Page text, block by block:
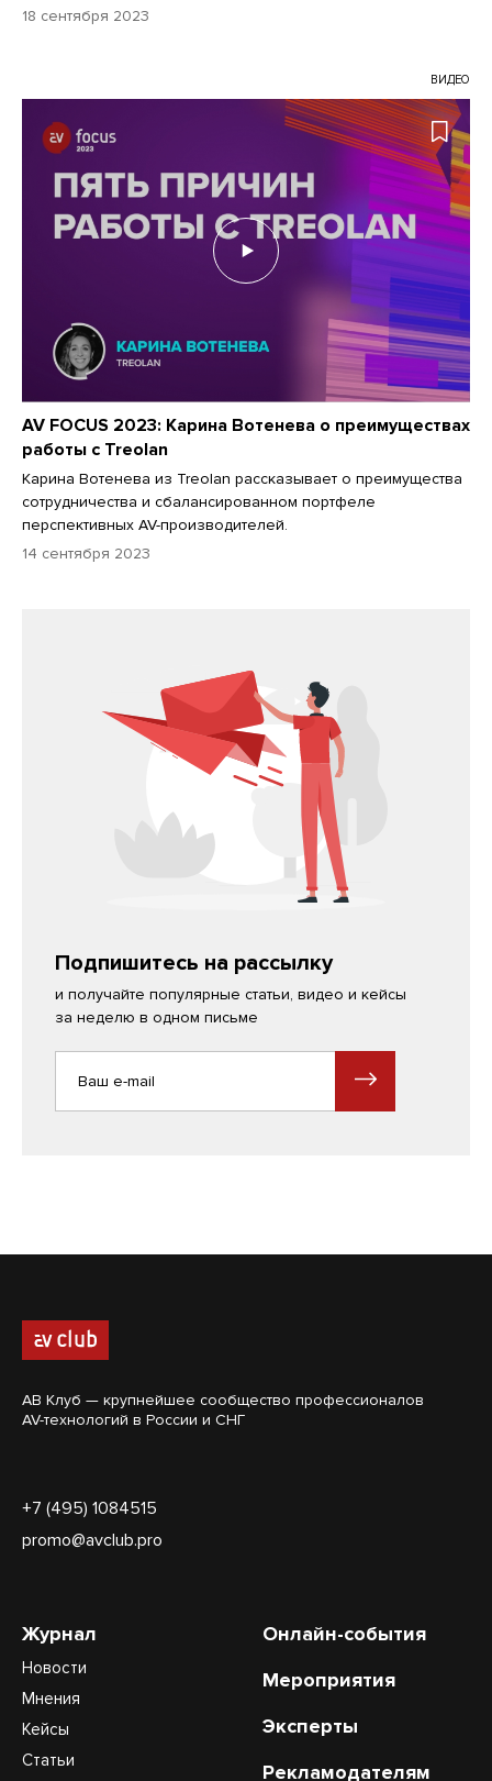
18 сентября 2023
ВИДЕО
AV FOCUS 2023: Карина Вотенева о преимуществах
работы с Treolan
Карина Вотенева из Treolan рассказывает о преимущества
сотрудничества и сбалансированном портфеле
перспективных AV-производителей.
14 сентября 2023
Подпишитесь на рассылку
и получайте популярные статьи, видео и кейсы
за неделю в одном письме
АВ Клуб — крупнейшее сообщество профессионалов
AV-технологий в России и СНГ
+7 (495) 1084515
promo@avclub.pro
Журнал
Новости
Мнения
Кейсы
Статьи
Онлайн-события
Мероприятия
Эксперты
Рекламодателям